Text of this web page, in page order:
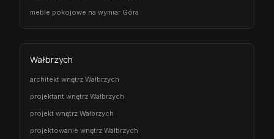
meble pokojowe na wymiar Góra
Wałbrzych
architekt wnętrz Wałbrzych
projektant wnętrz Wałbrzych
projekt wnętrz Wałbrzych
projektowanie wnętrz Wałbrzych